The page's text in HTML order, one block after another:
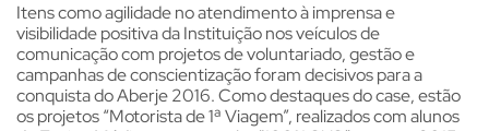
Itens como agilidade no atendimento à imprensa e
visibilidade positiva da Instituição nos veículos de
comunicação com projetos de voluntariado, gestão e
campanhas de conscientização foram decisivos para a
conquista do Aberje 2016. Como destaques do case, estão
os projetos “Motorista de 1ª Viagem”, realizados com alunos